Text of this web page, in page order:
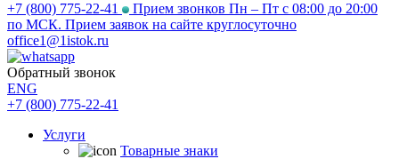
+7 (800) 775-22-41
Прием звонков Пн – Пт с 08:00 до 20:00
по МСК. Прием заявок на сайте круглосуточно
office1@1istok.ru
Обратный звонок
ENG
+7 (800) 775-22-41
Услуги
Товарные знаки